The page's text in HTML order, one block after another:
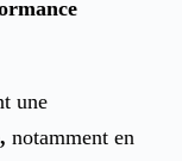
une
notamment en